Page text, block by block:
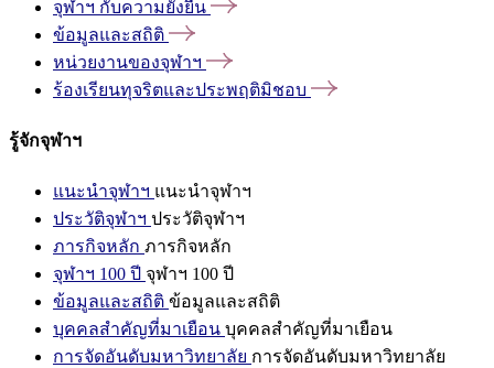
จุฬาฯ กับความยั่งยืน
ข้อมูลและสถิติ
หน่วยงานของจุฬาฯ
ร้องเรียนทุจริตและประพฤติมิชอบ
รู้จักจุฬาฯ
แนะนำจุฬาฯ แนะนำจุฬาฯ
ประวัติจุฬาฯ ประวัติจุฬาฯ
ภารกิจหลัก ภารกิจหลัก
จุฬาฯ 100 ปี จุฬาฯ 100 ปี
ข้อมูลและสถิติ ข้อมูลและสถิติ
บุคคลสำคัญที่มาเยือน บุคคลสำคัญที่มาเยือน
การจัดอันดับมหาวิทยาลัย การจัดอันดับมหาวิทยาลัย